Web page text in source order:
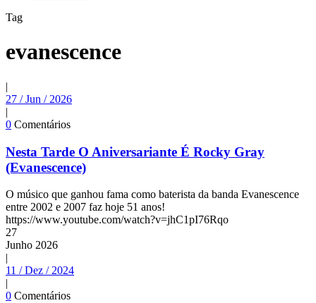
Tag
evanescence
|
27 / Jun / 2026
|
0 Comentários
Nesta Tarde O Aniversariante É Rocky Gray
(Evanescence)
O músico que ganhou fama como baterista da banda Evanescence
entre 2002 e 2007 faz hoje 51 anos!
https://www.youtube.com/watch?v=jhC1pI76Rqo
27
Junho 2026
|
11 / Dez / 2024
|
0 Comentários